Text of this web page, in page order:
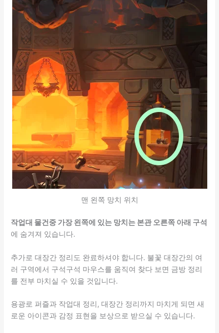
맨 왼쪽 망치 위치
작업대 물건중 가장 왼쪽에 있는 망치는 본관 오른쪽 아래 구석
에 숨겨져 있습니다.
추가로 대장간 정리도 완료하셔야 합니다. 불꽃 대장간의 여
러 구역에서 구석구석 마우스를 움직여 찾다 보면 금방 정리
를 전부 마치실 수 있을 것입니다.
용광로 퍼즐과 작업대 정리, 대장간 정리까지 마치게 되면 새
로운 아이콘과 감정 표현을 보상으로 받으실 수 있습니다.